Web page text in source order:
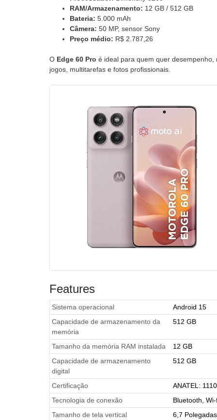
RAM/Armazenamento: 12 GB / 512 GB
Bateria: 5.000 mAh
Câmera: 50 MP, sensor Sony
Preço médio: R$ 2.787,26
O Edge 60 Pro é ideal para quem quer
jogos, multitarefas e fotos profissionais.
Features
Sistema operacional
Android 15
Capacidade de armazenamento da
memória
512 GB
Tamanho da memória RAM instalada
12 GB
Capacidade de armazenamento
digital
512 GB
Certificação
ANATEL:
Tecnologia de conexão
Bluetooth,
Tamanho de tela vertical
6,7 Polegadas